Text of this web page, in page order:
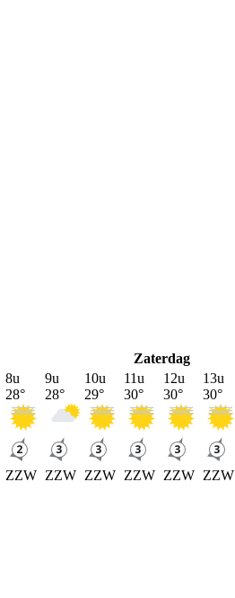
Zaterdag
8u
28°
ZZW
9u
28°
ZZW
10u
29°
ZZW
11u
30°
ZZW
12u
30°
ZZW
13u
30°
ZZW